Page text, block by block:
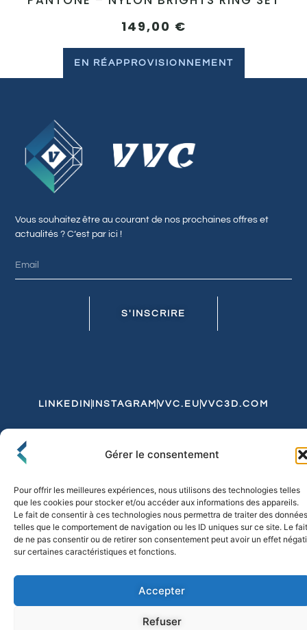
Gérer le consentement
Pour offrir les meilleures expériences, nous utilisons des technologies telles
que les cookies pour stocker et/ou accéder aux informations des appareils.
Le fait de consentir à ces technologies nous permettra de traiter des données
telles que le comportement de navigation ou les ID uniques sur ce site. Le fait
de ne pas consentir ou de retirer son consentement peut avoir un effet
sur certaines caractéristiques et fonctions.
Accepter
Refuser
149,00 €
EN RÉAPPROVISIONNEMENT
Vous souhaitez être au courant de nos prochaines offres et
actualités ? C’est par ici !
S'INSCRIRE
LINKEDIN INSTAGRAM VVC.EU VVC3D.COM
Politique de Confidentialité et de CookiesExpédition et Livraison
© 2026 FLO & CO. All Rights Reserved